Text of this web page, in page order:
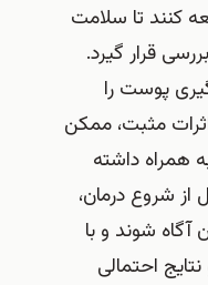
کنند تا سلامت
قرار گیرد.
پوست را
مثبت، ممکن
همراه داشته
از شروع درمان،
آگاه شوند و با
احتمالی